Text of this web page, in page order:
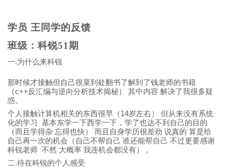
学员 王同学的反馈
班级：科锐51期
一.为什么来科锐
那时候才接触但自己很菜到处翻书了解到了钱老师的书籍
（c++反汇编与逆向分析技术揭秘） 其中内容 解决了我很多疑
惑。
个人接触计算机相关的东西很早（14岁左右） 但从来没有系统
化的学习 基本东学一下西学一下，学了也达不到自己的目的
（而且学得杂 忘得也快） 而且自身学历很差劲 说真的 算是给
自己再一次的机会（自己不帮自己 谁还能帮自己 不过更要感谢
科锐老师 不然 大概率 我连机会都没有） 。
二.待在科锐的个人感受